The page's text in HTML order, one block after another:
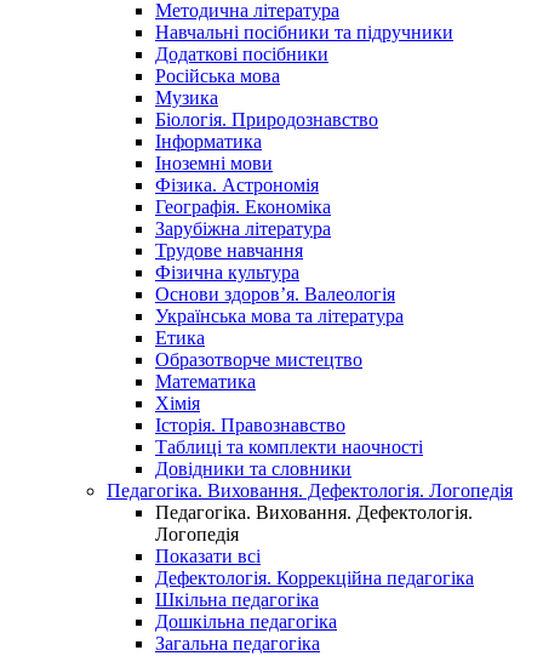
Методична література
Навчальні посібники та підручники
Додаткові посібники
Російська мова
Музика
Біологія. Природознавство
Інформатика
Іноземні мови
Фізика. Астрономія
Географія. Економіка
Зарубіжна література
Трудове навчання
Фізична культура
Основи здоров’я. Валеологія
Українська мова та література
Етика
Образотворче мистецтво
Математика
Хімія
Історія. Правознавство
Таблиці та комплекти наочності
Довідники та словники
Педагогіка. Виховання. Дефектологія. Логопедія
Педагогіка. Виховання. Дефектологія.
Логопедія
Показати всі
Дефектологія. Коррекційна педагогіка
Шкільна педагогіка
Дошкільна педагогіка
Загальна педагогіка